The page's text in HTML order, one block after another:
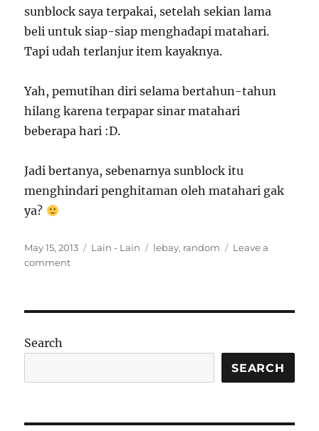
sunblock saya terpakai, setelah sekian lama
beli untuk siap-siap menghadapi matahari.
Tapi udah terlanjur item kayaknya.
Yah, pemutihan diri selama bertahun-tahun
hilang karena terpapar sinar matahari
beberapa hari :D.
Jadi bertanya, sebenarnya sunblock itu
menghindari penghitaman oleh matahari gak
ya?
Posted
on
May 15, 2013 Categories
Lain - Lain Tags
lebay, random
Leave a
commenton
Search
SEARCH